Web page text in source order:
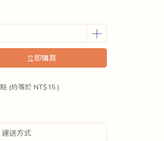
立即購買
點 (約等於 NT$15 )
運送方式